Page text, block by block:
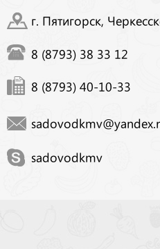
г. Пятигорск,
8 (8793) 38 33 12
8 (8793) 40-10-33
sadovodkmv